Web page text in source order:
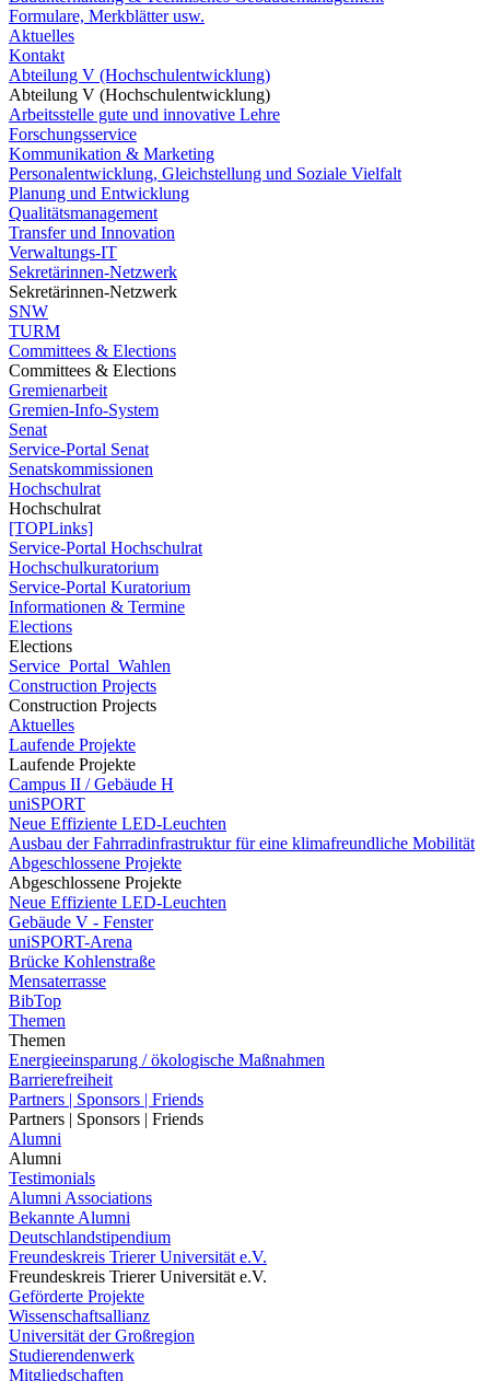
Formulare, Merkblätter usw.
Aktuelles
Kontakt
Abteilung V (Hochschulentwicklung)
Abteilung V (Hochschulentwicklung)
Arbeitsstelle gute und innovative Lehre
Forschungsservice
Kommunikation & Marketing
Personalentwicklung, Gleichstellung und Soziale Vielfalt
Planung und Entwicklung
Qualitätsmanagement
Transfer und Innovation
Verwaltungs-IT
Sekretärinnen-Netzwerk
Sekretärinnen-Netzwerk
SNW
TURM
Committees & Elections
Committees & Elections
Gremienarbeit
Gremien-Info-System
Senat
Service-Portal Senat
Senatskommissionen
Hochschulrat
Hochschulrat
[TOPLinks]
Service-Portal Hochschulrat
Hochschulkuratorium
Service-Portal Kuratorium
Informationen & Termine
Elections
Elections
Service_Portal_Wahlen
Construction Projects
Construction Projects
Aktuelles
Laufende Projekte
Laufende Projekte
Campus II / Gebäude H
uniSPORT
Neue Effiziente LED-Leuchten
Ausbau der Fahrradinfrastruktur für eine klimafreundliche Mobilität
Abgeschlossene Projekte
Abgeschlossene Projekte
Neue Effiziente LED-Leuchten
Gebäude V - Fenster
uniSPORT-Arena
Brücke Kohlenstraße
Mensaterrasse
BibTop
Themen
Themen
Energieeinsparung / ökologische Maßnahmen
Barrierefreiheit
Partners | Sponsors | Friends
Partners | Sponsors | Friends
Alumni
Alumni
Testimonials
Alumni Associations
Bekannte Alumni
Deutschlandstipendium
Freundeskreis Trierer Universität e.V.
Freundeskreis Trierer Universität e.V.
Geförderte Projekte
Wissenschaftsallianz
Universität der Großregion
Studierendenwerk
Mitgliedschaften